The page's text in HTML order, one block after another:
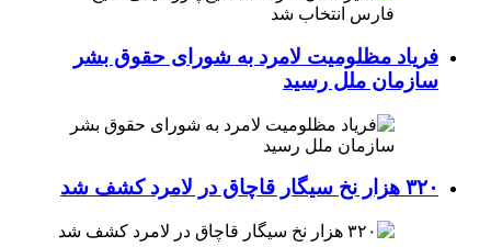
فریاد مظلومیت لامرد به شورای حقوق بشر
سازمان ملل رسید
۳۲۰ هزار نخ سیگار قاچاق در لامرد کشف شد